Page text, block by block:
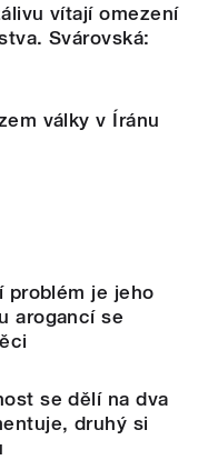
vítají omezení
Svárovská:
války v Íránu
problém je jeho
arogancí se
se dělí na dva
druhý si